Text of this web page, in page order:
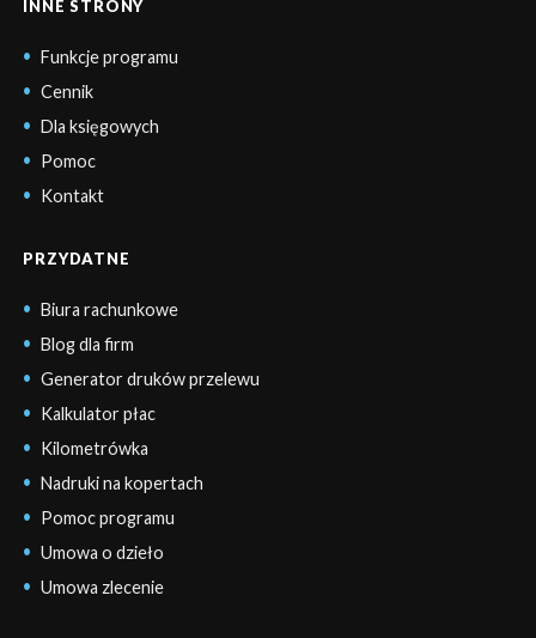
INNE STRONY
Funkcje programu
Cennik
Dla księgowych
Pomoc
Kontakt
PRZYDATNE
Biura rachunkowe
Blog dla firm
Generator druków przelewu
Kalkulator płac
Kilometrówka
Nadruki na kopertach
Pomoc programu
Umowa o dzieło
Umowa zlecenie